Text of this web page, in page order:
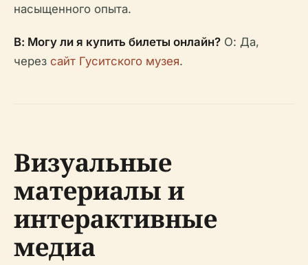
насыщенного опыта.
В: Могу ли я купить билеты онлайн? О: Да,
через сайт Гуситского музея.
Визуальные
материалы и
интерактивные
медиа